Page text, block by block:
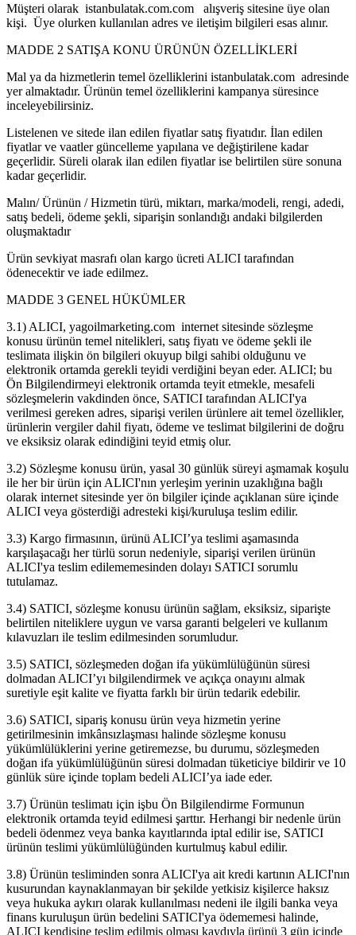
Müşteri olarak istanbulatak.com.com alışveriş sitesine üye olan
kişi. Üye olurken kullanılan adres ve iletişim bilgileri esas alınır.
MADDE 2 SATIŞA KONU ÜRÜNÜN ÖZELLİKLERİ
Mal ya da hizmetlerin temel özelliklerini istanbulatak.com adresinde
yer almaktadır. Ürünün temel özelliklerini kampanya süresince
inceleyebilirsiniz.
Listelenen ve sitede ilan edilen fiyatlar satış fiyatıdır. İlan edilen
fiyatlar ve vaatler güncelleme yapılana ve değiştirilene kadar
geçerlidir. Süreli olarak ilan edilen fiyatlar ise belirtilen süre sonuna
kadar geçerlidir.
Malın/ Ürünün / Hizmetin türü, miktarı, marka/modeli, rengi, adedi,
satış bedeli, ödeme şekli, siparişin sonlandığı andaki bilgilerden
oluşmaktadır
Ürün sevkiyat masrafı olan kargo ücreti ALICI tarafından
ödenecektir ve iade edilmez.
MADDE 3 GENEL HÜKÜMLER
3.1) ALICI, yagoilmarketing.com internet sitesinde sözleşme
konusu ürünün temel nitelikleri, satış fiyatı ve ödeme şekli ile
teslimata ilişkin ön bilgileri okuyup bilgi sahibi olduğunu ve
elektronik ortamda gerekli teyidi verdiğini beyan eder. ALICI; bu
Ön Bilgilendirmeyi elektronik ortamda teyit etmekle, mesafeli
sözleşmelerin vakdinden önce, SATICI tarafından ALICI'ya
verilmesi gereken adres, siparişi verilen ürünlere ait temel özellikler,
ürünlerin vergiler dahil fiyatı, ödeme ve teslimat bilgilerini de doğru
ve eksiksiz olarak edindiğini teyid etmiş olur.
3.2) Sözleşme konusu ürün, yasal 30 günlük süreyi aşmamak koşulu
ile her bir ürün için ALICI'nın yerleşim yerinin uzaklığına bağlı
olarak internet sitesinde yer ön bilgiler içinde açıklanan süre içinde
ALICI veya gösterdiği adresteki kişi/kuruluşa teslim edilir.
3.3) Kargo firmasının, ürünü ALICI’ya teslimi aşamasında
karşılaşacağı her türlü sorun nedeniyle, siparişi verilen ürünün
ALICI'ya teslim edilememesinden dolayı SATICI sorumlu
tutulamaz.
3.4) SATICI, sözleşme konusu ürünün sağlam, eksiksiz, siparişte
belirtilen niteliklere uygun ve varsa garanti belgeleri ve kullanım
kılavuzları ile teslim edilmesinden sorumludur.
3.5) SATICI, sözleşmeden doğan ifa yükümlülüğünün süresi
dolmadan ALICI’yı bilgilendirmek ve açıkça onayını almak
suretiyle eşit kalite ve fiyatta farklı bir ürün tedarik edebilir.
3.6) SATICI, sipariş konusu ürün veya hizmetin yerine
getirilmesinin imkânsızlaşması halinde sözleşme konusu
yükümlülüklerini yerine getiremezse, bu durumu, sözleşmeden
doğan ifa yükümlülüğünün süresi dolmadan tüketiciye bildirir ve 10
günlük süre içinde toplam bedeli ALICI’ya iade eder.
3.7) Ürünün teslimatı için işbu Ön Bilgilendirme Formunun
elektronik ortamda teyid edilmesi şarttır. Herhangi bir nedenle ürün
bedeli ödenmez veya banka kayıtlarında iptal edilir ise, SATICI
ürünün teslimi yükümlülüğünden kurtulmuş kabul edilir.
3.8) Ürünün tesliminden sonra ALICI'ya ait kredi kartının ALICI'nın
kusurundan kaynaklanmayan bir şekilde yetkisiz kişilerce haksız
veya hukuka aykırı olarak kullanılması nedeni ile ilgili banka veya
finans kuruluşun ürün bedelini SATICI'ya ödememesi halinde,
ALICI kendisine teslim edilmiş olması kaydıyla ürünü 3 gün içinde